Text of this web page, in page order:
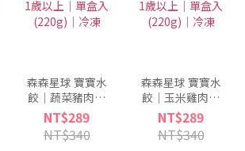
森森星球 寶寶水
餃｜蔬菜豬肉｜
適合1歲以上｜單
盒入(220g)｜冷
凍
NT$289
NT$340
森森星球 寶寶水
餃｜玉米雞肉｜
適合1歲以上｜單
盒入(220g)｜冷
凍
NT$289
NT$340